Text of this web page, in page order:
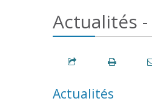
Actualités -
Actualités